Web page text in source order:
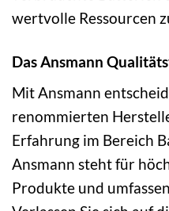
wertvolle Ressourcen
Das Ansmann
Mit Ansmann
renommierten
Erfahrung im Bereich
Ansmann steht für
Produkte und